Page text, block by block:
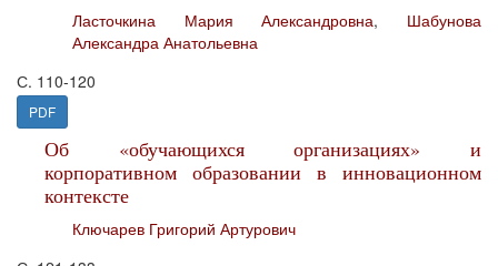
Ласточкина Мария Александровна, Шабунова
Александра Анатольевна
С. 110-120
PDF
Об «обучающихся организациях» и
корпоративном образовании в инновационном
контексте
Ключарев Григорий Артурович